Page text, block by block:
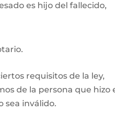
es hijo del fallecido,
requisitos de la ley,
de la persona que hizo
sea inválido.